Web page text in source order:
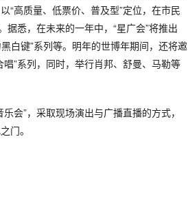
“高质量、低票价、普及型”定位，在市民
据悉，在未来的一年中，“星广会”将推出
白键”系列等。明年的世博年期间，还将邀
”系列，同时，举行肖邦、舒曼、马勒等
会”，采取现场演出与广播直播的方式，
门。